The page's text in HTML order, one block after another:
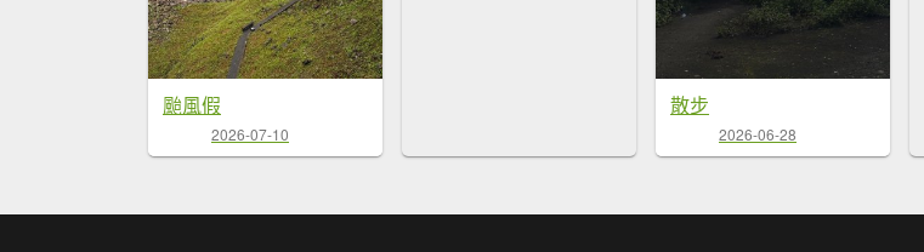
颱風假
2026-07-10
散步
2026-06-28